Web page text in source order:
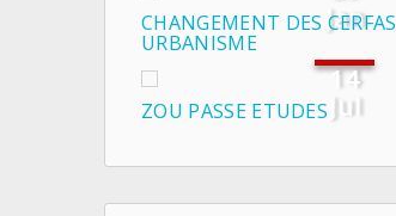
Jan
CHANGEMENT DES CERFAS
URBANISME
14
Jui
ZOU PASSE ETUDES